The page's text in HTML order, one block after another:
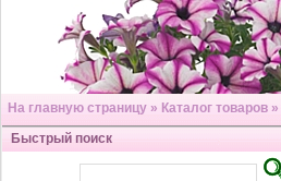
На главную страницу » Каталог товаров »
Быстрый поиск